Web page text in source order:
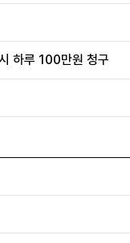
하루 100만원 청구